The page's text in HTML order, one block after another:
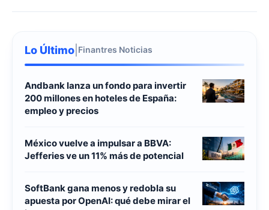
Lo Último Finantres Noticias
Andbank lanza un fondo para invertir
200 millones en hoteles de España:
empleo y precios
México vuelve a impulsar a BBVA:
Jefferies ve un 11% más de potencial
SoftBank gana menos y redobla su
apuesta por OpenAI: qué debe mirar el